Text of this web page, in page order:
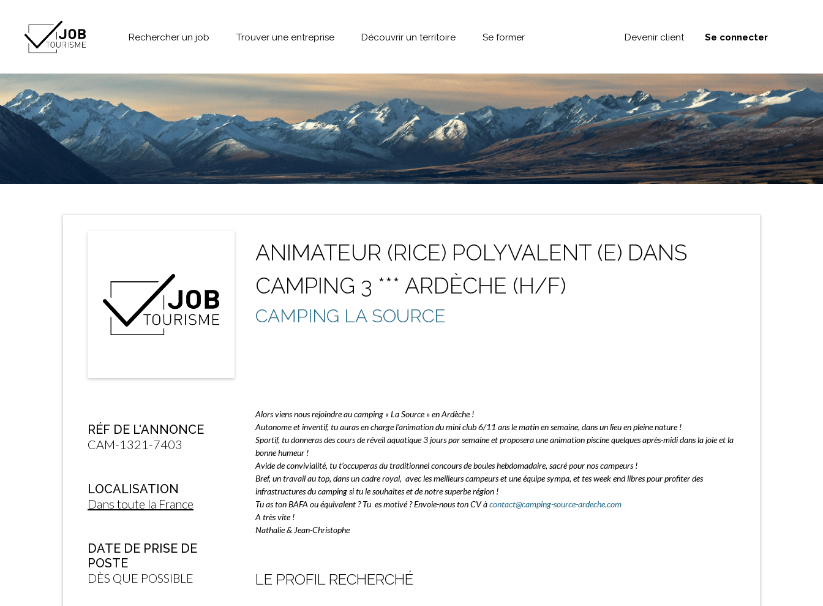
Rechercher un job Trouver une entreprise Découvrir un territoire Se former Devenir client Se connecter
ANIMATEUR (RICE) POLYVALENT (E) DANS
CAMPING 3 *** ARDÈCHE (H/F)
CAMPING LA SOURCE
RÉF DE L'ANNONCE
CAM-1321-7403
LOCALISATION
Dans toute la France
DATE DE PRISE DE
POSTE
DÈS QUE POSSIBLE
Alors viens nous rejoindre au camping « La Source » en Ardèche !
Autonome et inventif, tu auras en charge l’animation du mini club 6/11 ans le matin en semaine, dans un lieu en pleine nature !
Sportif, tu donneras des cours de réveil aquatique 3 jours par semaine et proposera une animation piscine quelques après-midi dans la joie et la
bonne humeur !
Avide de convivialité, tu t’occuperas du traditionnel concours de boules hebdomadaire, sacré pour nos campeurs !
Bref, un travail au top, dans un cadre royal, avec les meilleurs campeurs et une équipe sympa, et tes week end libres pour profiter des
infrastructures du camping si tu le souhaites et de notre superbe région !
Tu as ton BAFA ou équivalent ? Tu es motivé ? Envoie-nous ton CV àcontact@camping-source-ardeche.com
A très vite !
Nathalie & Jean-Christophe
LE PROFIL RECHERCHÉ